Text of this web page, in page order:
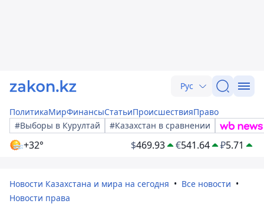
Рус
ПолитикаМирФинансыСтатьиПроисшествияПраво
#Выборы в Курултай
#Казахстан в сравнении
+32° $469.93 €541.64 ₽5.71
Новости Казахстана и мира на сегодня
Все новости
Новости права